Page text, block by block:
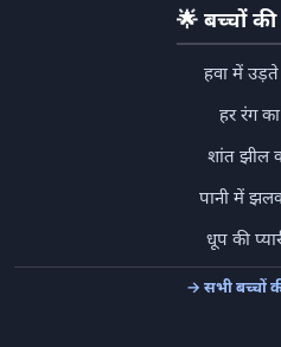
🌟बच्चों की
हवा में
हर रंग
शांत झील
पानी में
धूप की
→ सभी बच्चों